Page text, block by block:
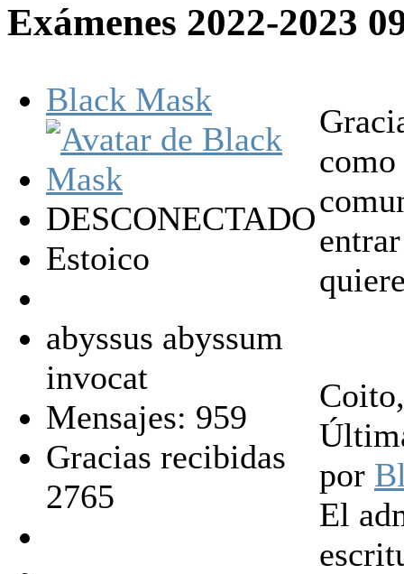
Exámenes 2022-2023
Black Mask
DESCONECTADO
Estoico
abyssus abyssum
invocat
Mensajes: 959
Gracias recibidas
2765
como
por
El